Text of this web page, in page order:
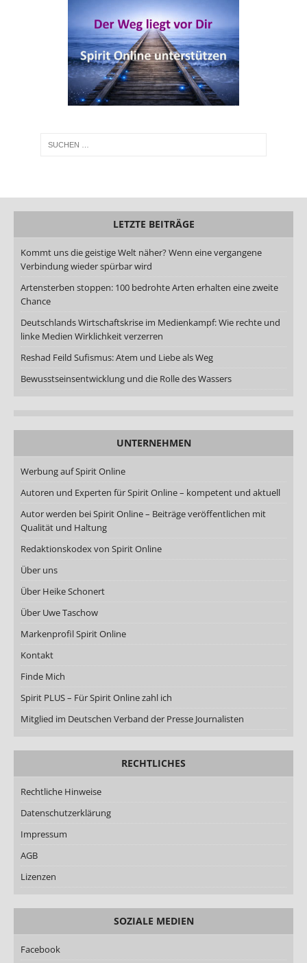
LETZTE BEITRÄGE
Kommt uns die geistige Welt näher? Wenn eine vergangene
Verbindung wieder spürbar wird
Artensterben stoppen: 100 bedrohte Arten erhalten eine zweite
Chance
Deutschlands Wirtschaftskrise im Medienkampf: Wie rechte und
linke Medien Wirklichkeit verzerren
Reshad Feild Sufismus: Atem und Liebe als Weg
Bewusstseinsentwicklung und die Rolle des Wassers
UNTERNEHMEN
Werbung auf Spirit Online
Autoren und Experten für Spirit Online – kompetent und aktuell
Autor werden bei Spirit Online – Beiträge veröffentlichen mit
Qualität und Haltung
Redaktionskodex von Spirit Online
Über uns
Über Heike Schonert
Über Uwe Taschow
Markenprofil Spirit Online
Kontakt
Finde Mich
Spirit PLUS – Für Spirit Online zahl ich
Mitglied im Deutschen Verband der Presse Journalisten
RECHTLICHES
Rechtliche Hinweise
Datenschutzerklärung
Impressum
AGB
Lizenzen
SOZIALE MEDIEN
Facebook